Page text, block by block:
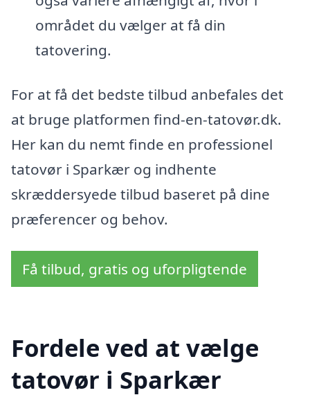
området du vælger at få din
tatovering.
For at få det bedste tilbud anbefales det
at bruge platformen find-en-tatovør.dk.
Her kan du nemt finde en professionel
tatovør i Sparkær og indhente
skræddersyede tilbud baseret på dine
præferencer og behov.
Få tilbud, gratis og uforpligtende
Fordele ved at vælge
tatovør i Sparkær